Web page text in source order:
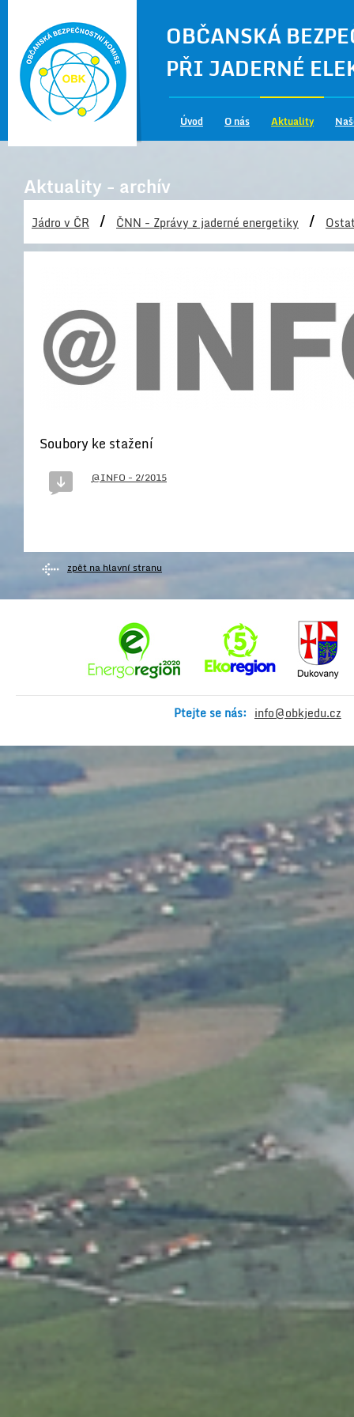
OBČANSKÁ
PŘI JADERNÉ
Úvod O nás Aktuality
Aktuality - archív
Jádro v ČR / ČNN - Zprávy z jaderné energetiky /
Soubory ke stažení
@INFO - 2/2015
zpět na hlavní stranu
Ptejte se nás: info@obkjedu.cz